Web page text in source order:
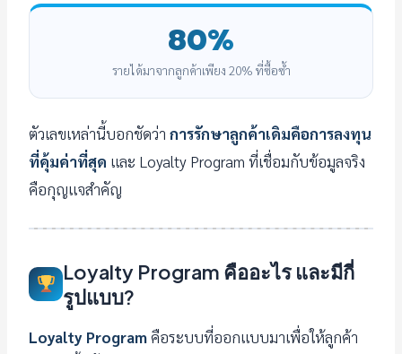
80%
รายได้มาจากลูกค้าเพียง 20% ที่ซื้อซ้ำ
ตัวเลขเหล่านี้บอกชัดว่าการรักษาลูกค้าเดิมคือการลงทุน
ที่คุ้มค่าที่สุด และ Loyalty Program ที่เชื่อมกับข้อมูลจริง
คือกุญแจสำคัญ
Loyalty Program คืออะไร และมีกี่
รูปแบบ?
Loyalty Programคือระบบที่ออกแบบมาเพื่อให้ลูกค้า